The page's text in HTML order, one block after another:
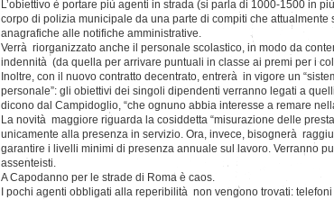
L’obiettivo è portare più agenti in strada (si parla di 1000-1500 in
corpo di polizia municipale da una parte di compiti che attualmente
anagrafiche alle notifiche amministrative.
Verrà riorganizzato anche il personale scolastico, in modo da
indennità (da quella per arrivare puntuali in classe ai premi per i
Inoltre, con il nuovo contratto decentrato, entrerà in vigore un
personale”: gli obiettivi dei singoli dipendenti verranno legati a
dicono dal Campidoglio, “che ognuno abbia interesse a remare
La novità maggiore riguarda la cosiddetta “misurazione delle
unicamente alla presenza in servizio. Ora, invece, bisognerà
garantire i livelli minimi di presenza annuale sul lavoro. Verranno
assenteisti.
A Capodanno per le strade di Roma è caos.
I pochi agenti obbligati alla reperibilità non vengono trovati: